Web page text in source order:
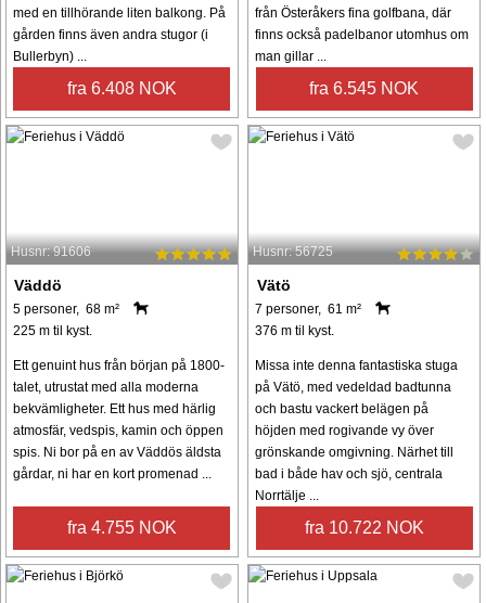
med en tillhörande liten balkong. På
gården finns även andra stugor (i
Bullerbyn) ...
fra 6.408 NOK
från Österåkers fina golfbana, där
finns också padelbanor utomhus om
man gillar ...
fra 6.545 NOK
Husnr: 91606
Väddö
5 personer, 68 m²
225 m til kyst.
Ett genuint hus från början på 1800-
talet, utrustat med alla moderna
bekvämligheter. Ett hus med härlig
atmosfär, vedspis, kamin och öppen
spis. Ni bor på en av Väddös äldsta
gårdar, ni har en kort promenad ...
fra 4.755 NOK
Husnr: 56725
Vätö
7 personer, 61 m²
376 m til kyst.
Missa inte denna fantastiska stuga
på Vätö, med vedeldad badtunna
och bastu vackert belägen på
höjden med rogivande vy över
grönskande omgivning. Närhet till
bad i både hav och sjö, centrala
Norrtälje ...
fra 10.722 NOK